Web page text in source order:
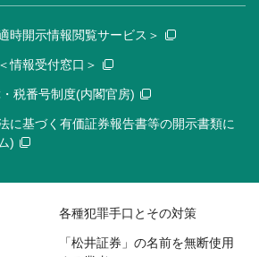
時開示情報閲覧サービス＞
情報受付窓口＞
税番号制度(内閣官房)
に基づく有価証券報告書等の開示書類に
)
各種犯罪手口とその対策
「松井証券」の名前を無断使用